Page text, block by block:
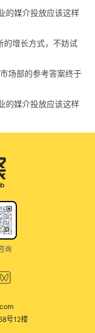
的媒介投放应该这样
的增长方式，不妨试
场部的参考答案终于
的媒介投放应该这样
询
号12楼